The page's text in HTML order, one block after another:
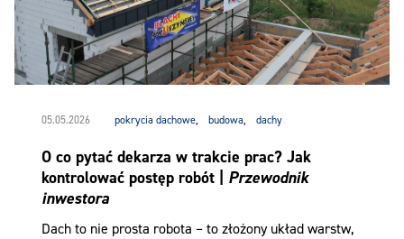
05.05.2026 pokrycia dachowe, budowa, dachy
O co pytać dekarza w trakcie prac? Jak
kontrolować postęp robót | Przewodnik
inwestora
Dach to nie prosta robota – to złożony układ warstw,